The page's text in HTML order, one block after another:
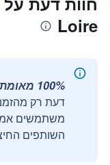
Loire
100% מאומת.
דעת רק
השותפים